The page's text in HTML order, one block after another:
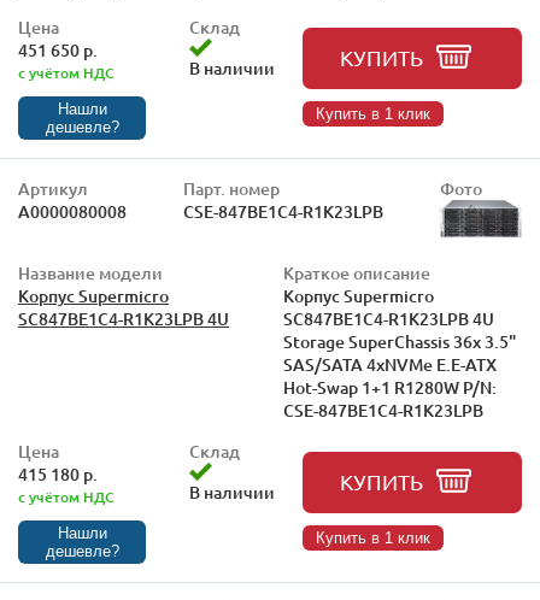
Цена
451 650 р.
с учётом НДС
Нашли
дешевле?
Склад
В наличии
КУПИТЬ
Купить в 1 клик
Артикул
А0000080008
Парт. номер
CSE-847BE1C4-R1K23LPB
Фото
Название модели
Корпус Supermicro
SC847BE1C4-R1K23LPB 4U
Краткое описание
Корпус Supermicro
SC847BE1C4-R1K23LPB 4U
Storage SuperChassis 36x 3.5"
SAS/SATA 4xNVMe E.E-ATX
Hot-Swap 1+1 R1280W P/N:
CSE-847BE1C4-R1K23LPB
Цена
415 180 р.
с учётом НДС
Нашли
дешевле?
Склад
В наличии
КУПИТЬ
Купить в 1 клик